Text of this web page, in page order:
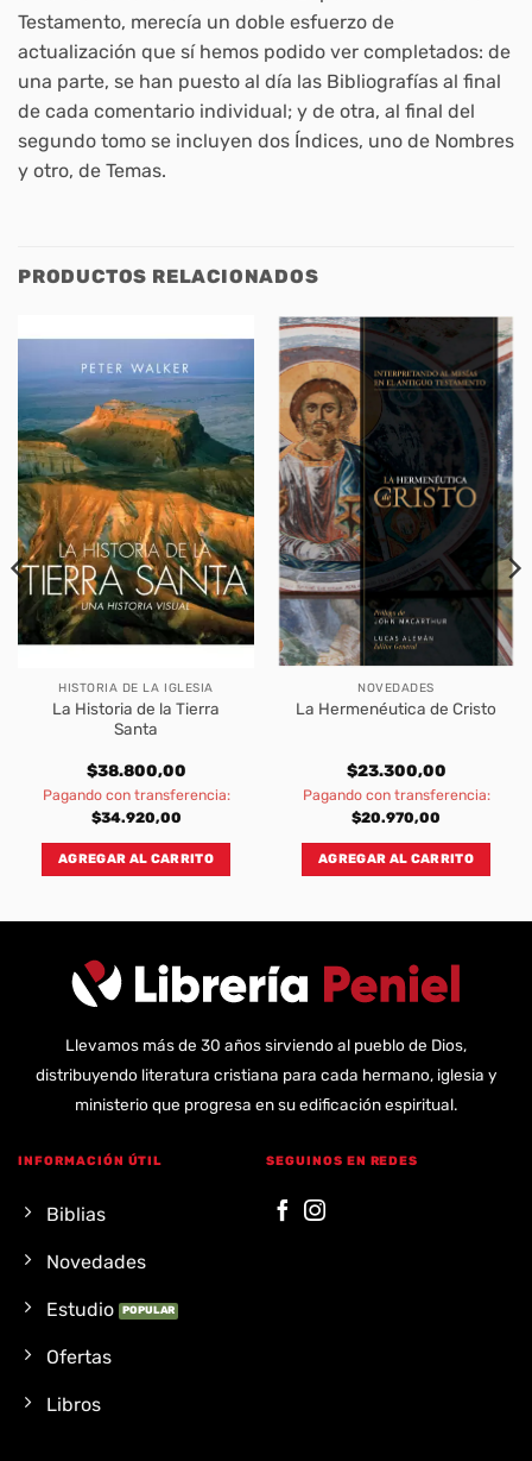
Testamento, merecía un doble esfuerzo de
actualización que sí hemos podido ver completados: de
una parte, se han puesto al día las Bibliografías al final
de cada comentario individual; y de otra, al final del
segundo tomo se incluyen dos Índices, uno de Nombres
y otro, de Temas.
PRODUCTOS RELACIONADOS
HISTORIA DE LA IGLESIA
La Historia de la Tierra
Santa
$38.800,00
Pagando con transferencia:
$34.920,00
AGREGAR AL CARRITO
NOVEDADES
La Hermenéutica de Cristo
$23.300,00
Pagando con transferencia:
$20.970,00
AGREGAR AL CARRITO
Llevamos más de 30 años sirviendo al pueblo de Dios,
distribuyendo literatura cristiana para cada hermano, iglesia y
ministerio que progresa en su edificación espiritual.
INFORMACIÓN ÚTIL
Biblias
Novedades
Estudio
Ofertas
Libros
SEGUINOS EN REDES